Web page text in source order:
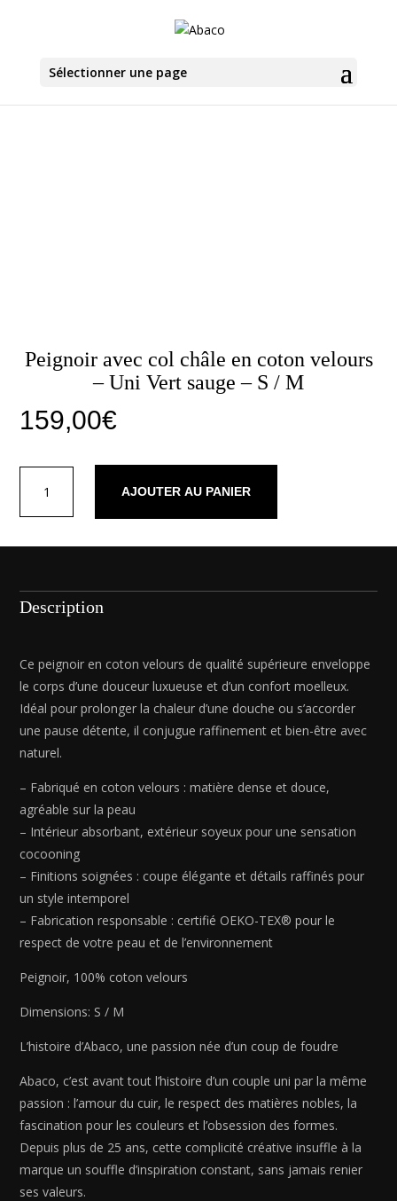
Sélectionner une page
Peignoir avec col châle en coton velours
– Uni Vert sauge – S / M
159,00€
Peignoir
en
coton
-
Uni
Vert
sauge
-
S
AJOUTER AU PANIER
Description
Ce peignoir en coton velours de qualité supérieure enveloppe
le corps d’une douceur luxueuse et d’un confort moelleux.
Idéal pour prolonger la chaleur d’une douche ou s’accorder
une pause détente, il conjugue raffinement et bien-être avec
naturel.
– Fabriqué en coton velours : matière dense et douce,
agréable sur la peau
– Intérieur absorbant, extérieur soyeux pour une sensation
cocooning
– Finitions soignées : coupe élégante et détails raffinés pour
un style intemporel
– Fabrication responsable : certifié OEKO-TEX® pour le
respect de votre peau et de l’environnement
Peignoir, 100% coton velours
Dimensions: S / M
L’histoire d’Abaco, une passion née d’un coup de foudre
Abaco, c’est avant tout l’histoire d’un couple uni par la même
passion : l’amour du cuir, le respect des matières nobles, la
fascination pour les couleurs et l’obsession des formes.
Depuis plus de 25 ans, cette complicité créative insuffle à la
marque un souffle d’inspiration constant, sans jamais renier
ses valeurs.